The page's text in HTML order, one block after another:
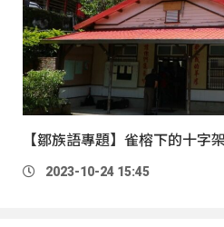
【鄒族語專題】雀榕下的十字
2023-10-24 15:45